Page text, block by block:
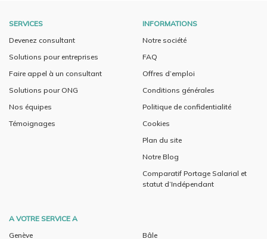
SERVICES
Devenez consultant
Solutions pour entreprises
Faire appel à un consultant
Solutions pour ONG
Nos équipes
Témoignages
INFORMATIONS
Notre société
FAQ
Offres d’emploi
Conditions générales
Politique de confidentialité
Cookies
Plan du site
Notre Blog
Comparatif Portage Salarial et
statut d’Indépendant
A VOTRE SERVICE A
Genève
Bâle